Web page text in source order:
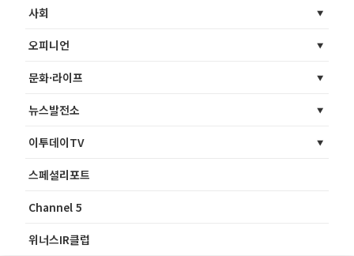
사회
오피니언
문화·라이프
뉴스발전소
이투데이TV
스페셜리포트
Channel 5
위너스IR클럽